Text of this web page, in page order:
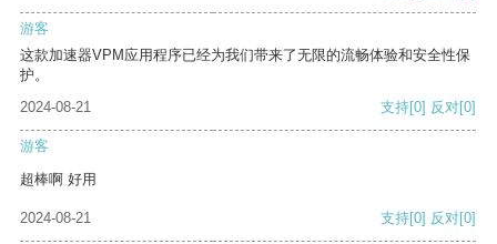
游客
这款加速器VPM应用程序已经为我们带来了无限的流畅体验和安全性保
护。
2024-08-21
支持[0] 反对[0]
游客
超棒啊 好用
2024-08-21 支持[0] 反对[0]